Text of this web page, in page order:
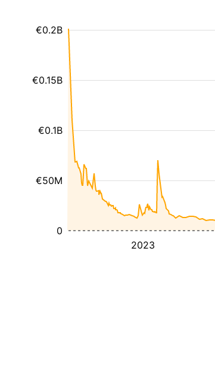
2023
€50M
€0.1B
€0.15B
€0.2B
0